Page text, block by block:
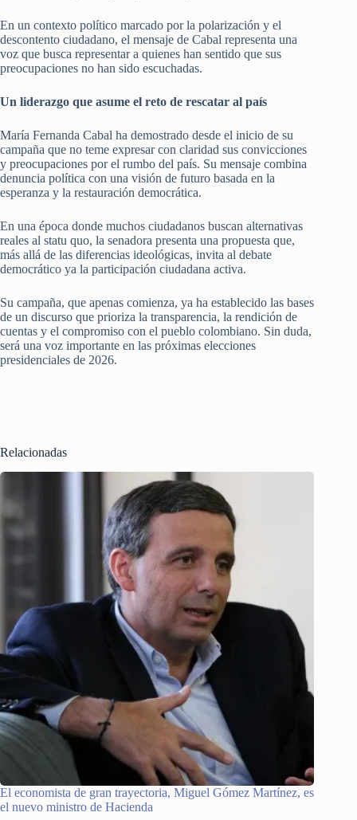
En un contexto político marcado por la polarización y el
descontento ciudadano, el mensaje de Cabal representa una
voz que busca representar a quienes han sentido que sus
preocupaciones no han sido escuchadas.
Un liderazgo que asume el reto de rescatar al país
María Fernanda Cabal ha demostrado desde el inicio de su
campaña que no teme expresar con claridad sus convicciones
y preocupaciones por el rumbo del país. Su mensaje combina
denuncia política con una visión de futuro basada en la
esperanza y la restauración democrática.
En una época donde muchos ciudadanos buscan alternativas
reales al statu quo, la senadora presenta una propuesta que,
más allá de las diferencias ideológicas, invita al debate
democrático ya la participación ciudadana activa.
Su campaña, que apenas comienza, ya ha establecido las bases
de un discurso que prioriza la transparencia, la rendición de
cuentas y el compromiso con el pueblo colombiano. Sin duda,
será una voz importante en las próximas elecciones
presidenciales de 2026.
Relacionadas
El economista de gran trayectoria, Miguel Gómez Martínez, es
el nuevo ministro de Hacienda